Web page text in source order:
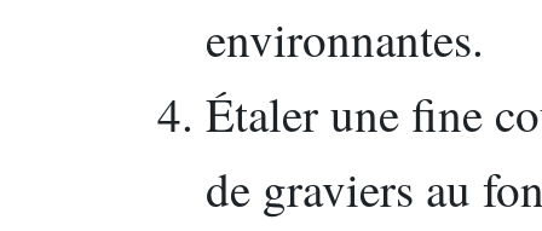
environnantes.
Étaler une fine
de graviers au